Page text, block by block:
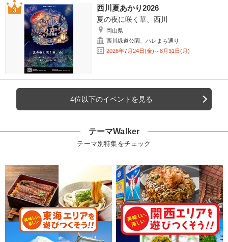
西川夏あかり2026
夏の夜に咲く華、西川
岡山県
西川緑道公園、ハレまち通り
2026年7月24日(金)～8月31日(月)
4位以下のイベントを見る
テーマWalker
テーマ別特集をチェック